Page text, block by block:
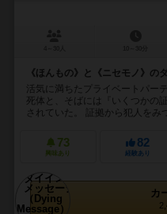
《ほんもの》と《ニセモノ》の
活気に満ちたプライベートパ
死体と、そばには『いくつかの
されていた。 証拠から犯人をみ
73
興味あり
82
経験あり
カ